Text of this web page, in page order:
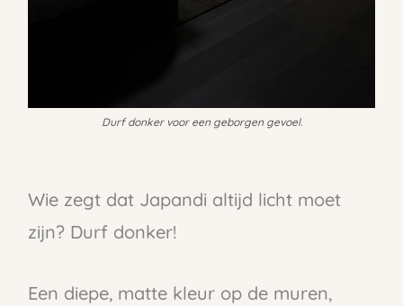
Durf donker voor een geborgen gevoel.
Wie zegt dat Japandi altijd licht moet
zijn? Durf donker!
Een diepe, matte kleur op de muren,